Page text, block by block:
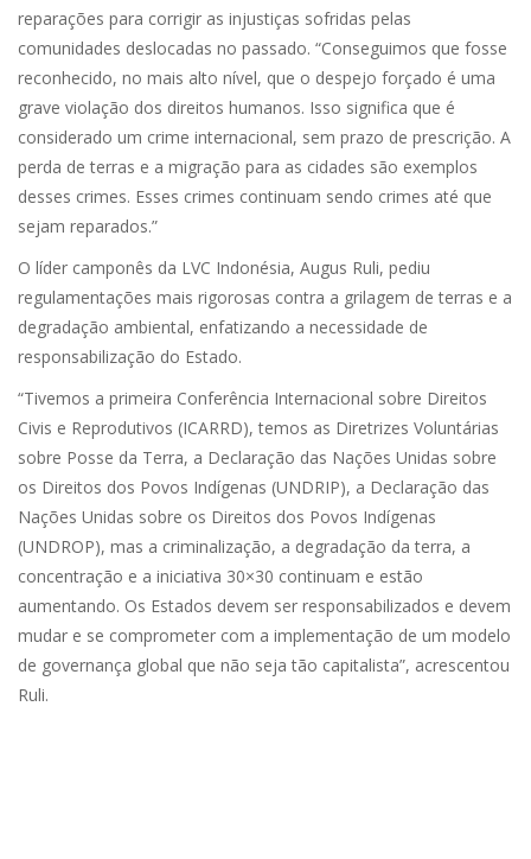
reparações para corrigir as injustiças sofridas pelas
comunidades deslocadas no passado. “Conseguimos que fosse
reconhecido, no mais alto nível, que o despejo forçado é uma
grave violação dos direitos humanos. Isso significa que é
considerado um crime internacional, sem prazo de prescrição. A
perda de terras e a migração para as cidades são exemplos
desses crimes. Esses crimes continuam sendo crimes até que
sejam reparados.”
O líder camponês da LVC Indonésia, Augus Ruli, pediu
regulamentações mais rigorosas contra a grilagem de terras e a
degradação ambiental, enfatizando a necessidade de
responsabilização do Estado.
“Tivemos a primeira Conferência Internacional sobre Direitos
Civis e Reprodutivos (ICARRD), temos as Diretrizes Voluntárias
sobre Posse da Terra, a Declaração das Nações Unidas sobre
os Direitos dos Povos Indígenas (UNDRIP), a Declaração das
Nações Unidas sobre os Direitos dos Povos Indígenas
(UNDROP), mas a criminalização, a degradação da terra, a
concentração e a iniciativa 30×30 continuam e estão
aumentando. Os Estados devem ser responsabilizados e devem
mudar e se comprometer com a implementação de um modelo
de governança global que não seja tão capitalista”, acrescentou
Ruli.